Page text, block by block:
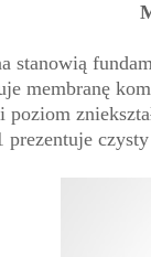
stanowią
membranę